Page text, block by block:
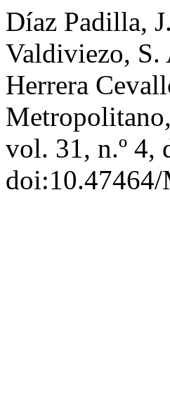
Díaz Padilla,
Valdiviezo, S.
Herrera
vol. 31, n.º 4,